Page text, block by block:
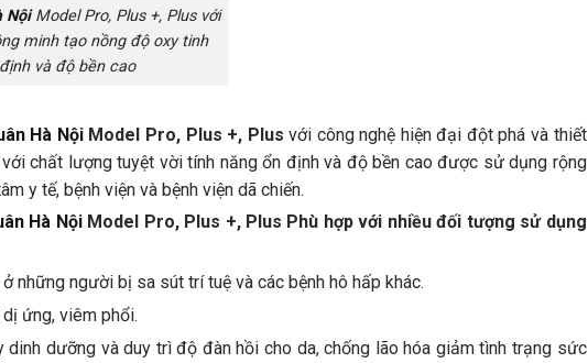
NộiModel Pro, Plus +, Plus với
minh tạo nồng độ oxy tinh
và độ bền cao
Hà NộiModel Pro, Plus +, Plus với công nghệ hiện đại đột phá và thiết
chất lượng tuyệt vời tính năng ổn định và độ bền cao được sử dụng rộng
y tế, bệnh viện và bệnh viện dã chiến.
Hà NộiModel Pro, Plus +, Plus Phù hợp với nhiều đối tượng sử dụng
những người bị sa sút trí tuệ và các bệnh hô hấp khác.
ứng, viêm phổi.
dưỡng và duy trì độ đàn hồi cho da, chống lão hóa giảm tình trạng sức